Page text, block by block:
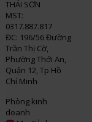
THÁI SƠN
MST:
0317.887.817
ĐC: 196/56 Đường
Trần Thị Cờ,
Phường Thới An,
Quận 12, Tp Hồ
Chí Minh
Phòng kinh
doanh